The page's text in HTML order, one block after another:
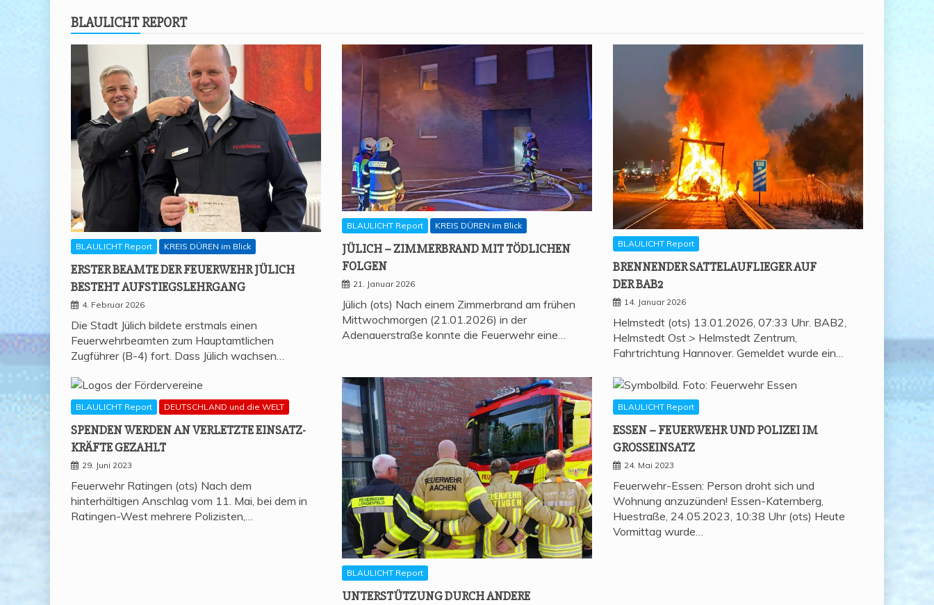
BLAU­LICHT REPORT
BLAULICHT Report KREIS DÜREN im Blick
ERS­TER BEAM­TE DER FEU­ER­WEHR JÜLICH
BESTEHT AUFSTIEGSLEHRGANG
4. Februar 2026
Die Stadt Jülich bildete erstmals einen
Feuerwehrbeamten zum Hauptamtlichen
Zugführer (B-4) fort. Dass Jülich wachsen…
BLAULICHT Report KREIS DÜREN im Blick
JÜLICH – ZIM­MER­BRAND MIT TÖD­LI­CHEN
FOLGEN
21. Januar 2026
Jülich (ots) Nach einem Zimmerbrand am frühen
Mittwochmorgen (21.01.2026) in der
Adenauerstraße konnte die Feuerwehr eine…
BLAULICHT Report
BREN­NEN­DER SAT­TEL­AUF­LIE­GER AUF
DER BAB2
14. Januar 2026
Helmstedt (ots) 13.01.2026, 07:33 Uhr. BAB2,
Helmstedt Ost > Helmstedt Zentrum,
Fahrtrichtung Hannover. Gemeldet wurde ein…
BLAULICHT Report DEUTSCHLAND und die WELT
SPEN­DEN WER­DEN AN VER­LETZ­TE EIN­SATZ­
KRÄF­TE GEZAHLT
29. Juni 2023
Feuerwehr Ratingen (ots) Nach dem
hinterhältigen Anschlag vom 11. Mai, bei dem in
Ratingen-West mehrere Polizisten,…
BLAULICHT Report
UNTER­STÜT­ZUNG DURCH ANDE­RE
BLAULICHT Report
ESSEN – FEU­ER­WEHR UND POLI­ZEI IM
GROSSEINSATZ
24. Mai 2023
Feuerwehr-Essen: Person droht sich und
Wohnung anzuzünden! Essen-Katernberg,
Huestraße, 24.05.2023, 10:38 Uhr (ots) Heute
Vormittag wurde…